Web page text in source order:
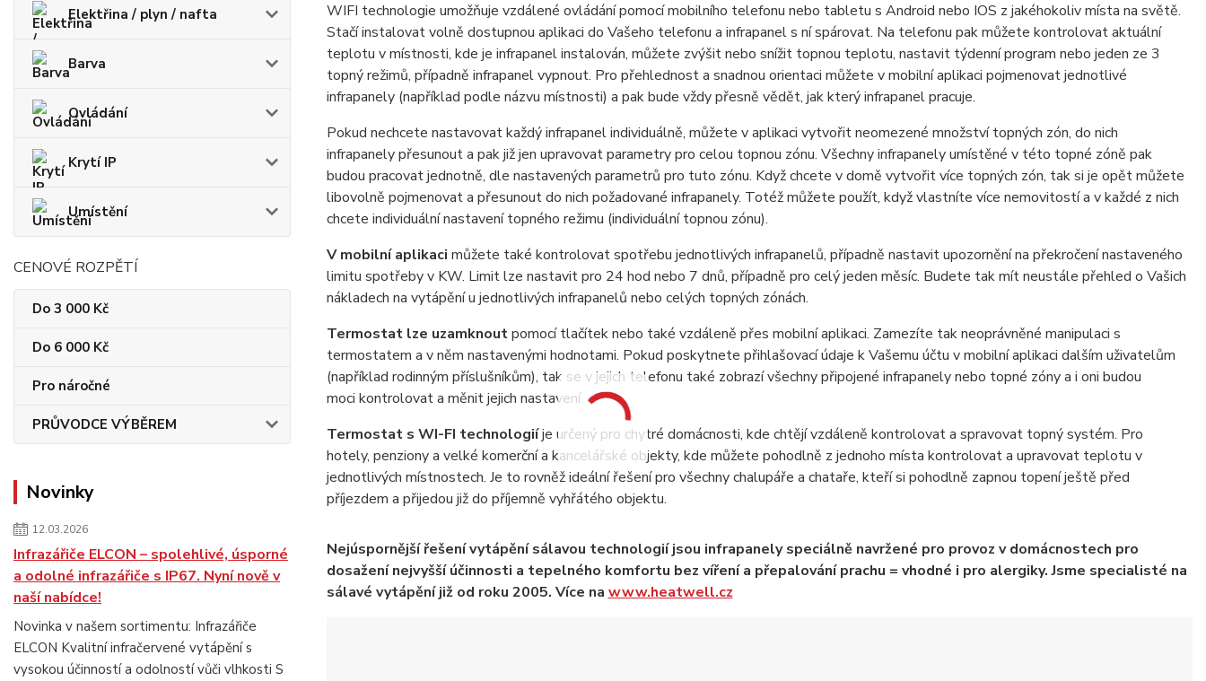
Elektřina / plyn / nafta
Barva
Ovládání
Krytí IP
Umístění
CENOVÉ ROZPĚTÍ
Do 3 000 Kč
Do 6 000 Kč
Pro náročné
PRŮVODCE VÝBĚREM
Novinky
12.03.2026
Infrazářiče ELCON – spolehlivé, úsporné
a odolné infrazářiče s IP67. Nyní nově v
naší nabídce!
Novinka v našem sortimentu: Infrazářiče
ELCON Kvalitní infračervené vytápění s
vysokou účinností a odolností vůči vlhkosti S
WIFI technologie umožňuje vzdálené ovládání pomocí mobilního telefonu nebo tabletu s Android nebo IOS z jakéhokoliv místa na světě.
Stačí instalovat volně dostupnou aplikaci do Vašeho telefonu a infrapanel s ní spárovat. Na telefonu pak můžete kontrolovat aktuální
teplotu v místnosti, kde je infrapanel instalován, můžete zvýšit nebo snížit topnou teplotu, nastavit týdenní program nebo jeden ze 3
topný režimů, případně infrapanel vypnout. Pro přehlednost a snadnou orientaci můžete v mobilní aplikaci pojmenovat jednotlivé
infrapanely (například podle názvu místnosti) a pak bude vždy přesně vědět, jak který infrapanel pracuje.
Pokud nechcete nastavovat každý infrapanel individuálně, můžete v aplikaci vytvořit neomezené množství topných zón, do nich
infrapanely přesunout a pak již jen upravovat parametry pro celou topnou zónu. Všechny infrapanely umístěné v této topné zóně pak
budou pracovat jednotně, dle nastavených parametrů pro tuto zónu. Když chcete v domě vytvořit více topných zón, tak si je opět můžete
libovolně pojmenovat a přesunout do nich požadované infrapanely. Totéž můžete použít, když vlastníte více nemovitostí a v každé z nich
chcete individuální nastavení topného režimu (individuální topnou zónu).
V mobilní aplikaci můžete také kontrolovat spotřebu jednotlivých infrapanelů, případně nastavit upozornění na překročení nastaveného
limitu spotřeby v KW. Limit lze nastavit pro 24 hod nebo 7 dnů, případně pro celý jeden měsíc. Budete tak mít neustále přehled o Vašich
nákladech na vytápění u jednotlivých infrapanelů nebo celých topných zónách.
Termostat lze uzamknoutpomocí tlačítek nebo také vzdáleně přes mobilní aplikaci. Zamezíte tak neoprávněné manipulaci s
termostatem a v něm nastavenými hodnotami. Pokud poskytnete přihlašovací údaje k Vašemu účtu v mobilní aplikaci dalším uživatelům
(například rodinným příslušníkům), tak se v jejich telefonu také zobrazí všechny připojené infrapanely nebo topné zóny a i oni budou
moci kontrolovat a měnit jejich nastavení.
Termostat s WI-FI technologiíje určený pro chytré domácnosti, kde chtějí vzdáleně kontrolovat a spravovat topný systém. Pro
hotely, penziony a velké komerční a kancelářské objekty, kde můžete pohodlně z jednoho místa kontrolovat a upravovat teplotu v
jednotlivých místnostech. Je to rovněž ideální řešení pro všechny chalupáře a chataře, kteří si pohodlně zapnou topení ještě před
příjezdem a přijedou již do příjemně vyhřátého objektu.
Nejúspornější řešení vytápění sálavou technologií jsou infrapanely speciálně navržené pro provoz v domácnostech pro
dosažení nejvyšší účinnosti a tepelného komfortu bez víření a přepalování prachu = vhodné i pro alergiky. Jsme specialisté na
sálavé vytápění již od roku 2005. Více na www.heatwell.cz